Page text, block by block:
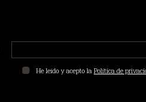
He leído y acepto la Política de